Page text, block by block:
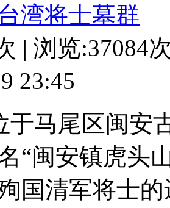
湾将士墓群
| 浏览:37084
23:45
于马尾区闽安
“闽安镇虎头
国清军将士